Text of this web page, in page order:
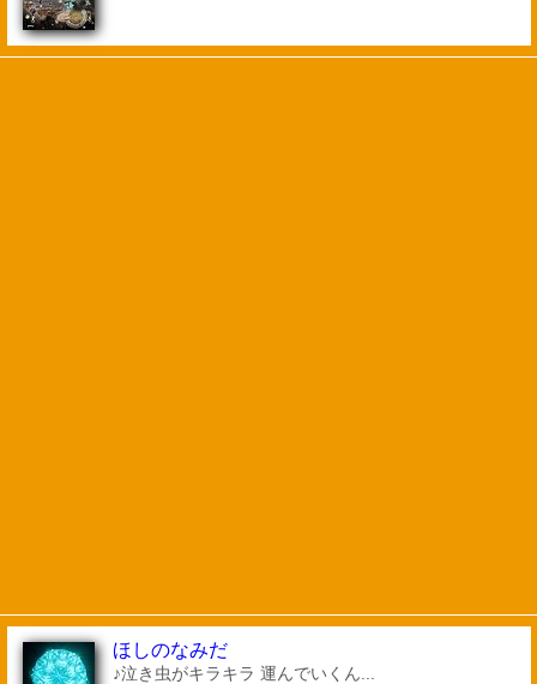
ほしのなみだ
♪泣き虫がキラキラ 運んでいくん...